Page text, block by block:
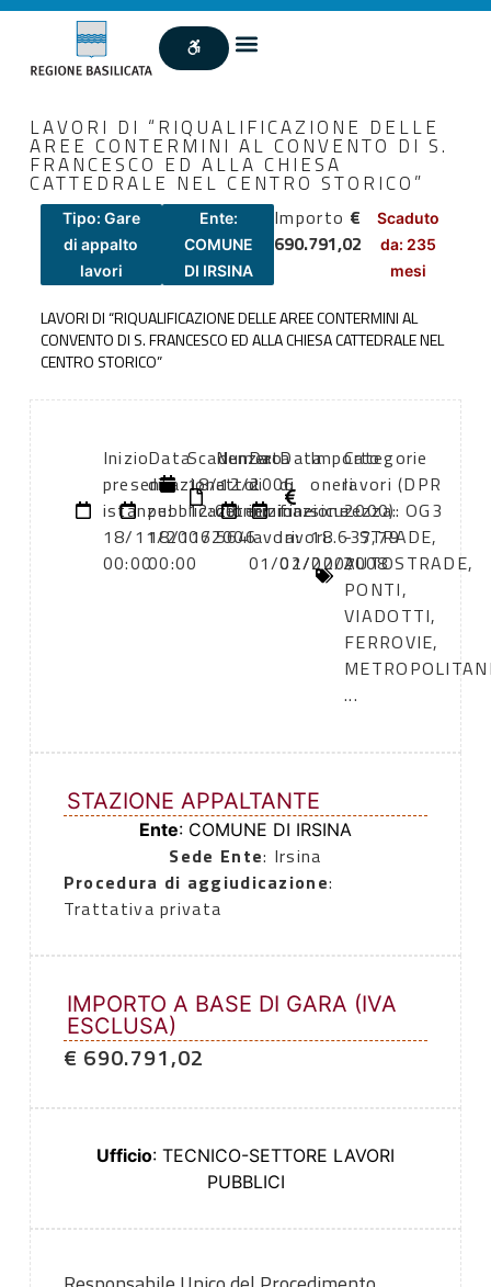
LAVORI DI “RIQUALIFICAZIONE DELLE
AREE CONTERMINI AL CONVENTO DI S.
FRANCESCO ED ALLA CHIESA
CATTEDRALE NEL CENTRO STORICO”
Tipo: Gare
di appalto
lavori
Ente:
COMUNE
DI IRSINA
Importo €
690.791,02
Scaduto
da: 235
mesi
LAVORI DI “RIQUALIFICAZIONE DELLE AREE CONTERMINI AL
CONVENTO DI S. FRANCESCO ED ALLA CHIESA CATTEDRALE NEL
CENTRO STORICO”
Inizio
presentazione
istanze:
18/11/2006
00:00
Data
di
pubblicazione:
18/11/2006
00:00
Scadenza:
18/12/2006
12:00
Numero
atto:
determinazione
564
Data
di
inizio
lavori:
01/02/2007
Data
di
fine
lavori:
01/02/2008
Importo
oneri
sicurezza:
18.637,79
Categorie
lavori (DPR
2000): OG3
- STRADE,
AUTOSTRADE,
PONTI,
VIADOTTI,
FERROVIE,
...
STAZIONE APPALTANTE
Ente: COMUNE DI IRSINA
Sede Ente: Irsina
Procedura di aggiudicazione:
Trattativa privata
IMPORTO A BASE DI GARA (IVA
ESCLUSA)
€ 690.791,02
Ufficio: TECNICO-SETTORE LAVORI
PUBBLICI